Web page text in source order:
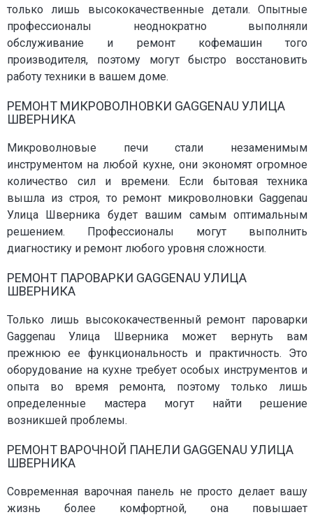
только лишь высококачественные детали. Опытные
профессионалы неоднократно выполняли
обслуживание и ремонт кофемашин того
производителя, поэтому могут быстро восстановить
работу техники в вашем доме.
РЕМОНТ МИКРОВОЛНОВКИ GAGGENAU УЛИЦА
ШВЕРНИКА
Микроволновые печи стали незаменимым
инструментом на любой кухне, они экономят огромное
количество сил и времени. Если бытовая техника
вышла из строя, то ремонт микроволновки Gaggenau
Улица Шверника будет вашим самым оптимальным
решением. Профессионалы могут выполнить
диагностику и ремонт любого уровня сложности.
РЕМОНТ ПАРОВАРКИ GAGGENAU УЛИЦА
ШВЕРНИКА
Только лишь высококачественный ремонт пароварки
Gaggenau Улица Шверника может вернуть вам
прежнюю ее функциональность и практичность. Это
оборудование на кухне требует особых инструментов и
опыта во время ремонта, поэтому только лишь
определенные мастера могут найти решение
возникшей проблемы.
РЕМОНТ ВАРОЧНОЙ ПАНЕЛИ GAGGENAU УЛИЦА
ШВЕРНИКА
Современная варочная панель не просто делает вашу
жизнь более комфортной, она повышает